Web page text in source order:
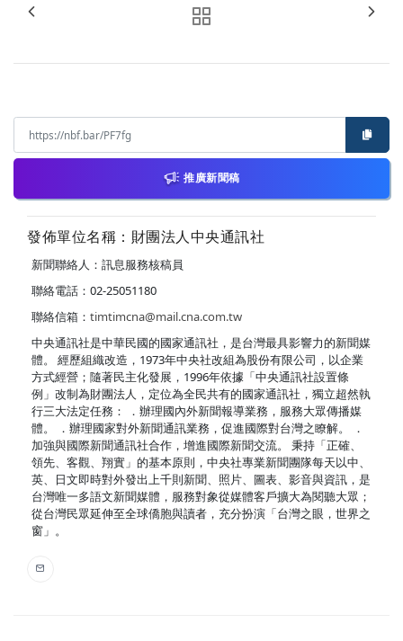
推廣新聞稿
發佈單位名稱：財團法人中央通訊社
新聞聯絡人：訊息服務核稿員
聯絡電話：02-25051180
聯絡信箱： timtimcna@mail.cna.com.tw
中央通訊社是中華民國的國家通訊社，是台灣最具影響力的新聞媒
體。 經歷組織改造，1973年中央社改組為股份有限公司，以企業
方式經營；隨著民主化發展，1996年依據「中央通訊社設置條
例」改制為財團法人，定位為全民共有的國家通訊社，獨立超然執
行三大法定任務： ．辦理國內外新聞報導業務，服務大眾傳播媒
體。 ．辦理國家對外新聞通訊業務，促進國際對台灣之瞭解。 ．
加強與國際新聞通訊社合作，增進國際新聞交流。 秉持「正確、
領先、客觀、翔實」的基本原則，中央社專業新聞團隊每天以中、
英、日文即時對外發出上千則新聞、照片、圖表、影音與資訊，是
台灣唯一多語文新聞媒體，服務對象從媒體客戶擴大為閱聽大眾；
從台灣民眾延伸至全球僑胞與讀者，充分扮演「台灣之眼，世界之
窗」。